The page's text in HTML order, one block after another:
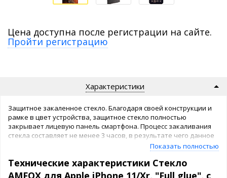
Цена доступна после регистрации на сайте.
Пройти регистрацию
Характеристики
Защитное закаленное стекло. Благодаря своей конструкции и
рамке в цвет устройства, защитное стекло полностью
закрывает лицевую панель смартфона. Процесс закаливания
стекла составляет не менее 3 часов, в результате чего данное
стекло является очень прочным, а также надежно защищает
телефон от повреждений при падении. Твердость поверхности
составляет 9Н, что гарантирует высочайшие показатели
прозрачности, прочности и ровности структуры
Показать полностью
Технические характеристики Стекло